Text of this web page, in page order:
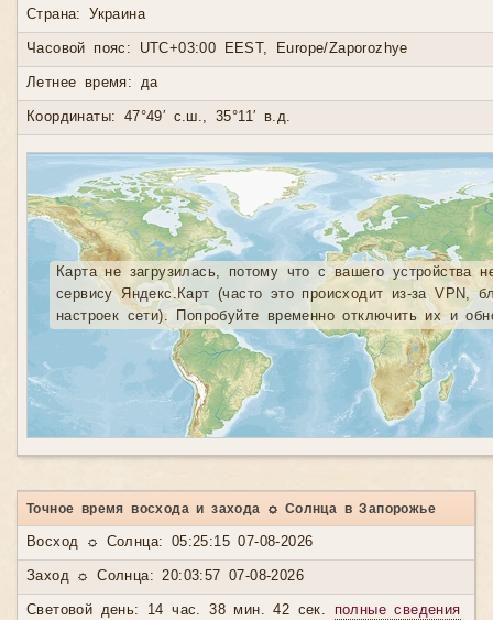
Страна: Украина
Часовой пояс: UTC+03:00 EEST, Europe/Zaporozhye
Летнее время: да
Координаты: 47°49′ с.ш., 35°11′ в.д.
Карта не загрузилась, потому что с вашего устройства
сервису Яндекс.Карт (часто это происходит из-за VPN,
настроек сети). Попробуйте временно отключить их и
Точное время восхода и захода ☼ Солнца в Запорожье
Восход ☼ Солнца: 05:25:15 07-08-2026
Заход ☼ Солнца: 20:03:57 07-08-2026
Световой день: 14 час. 38 мин. 42 сек. полные сведения